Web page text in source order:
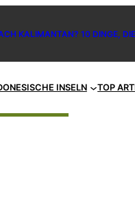
KALIMANTAN? 10 DINGE,
INSELN TOP